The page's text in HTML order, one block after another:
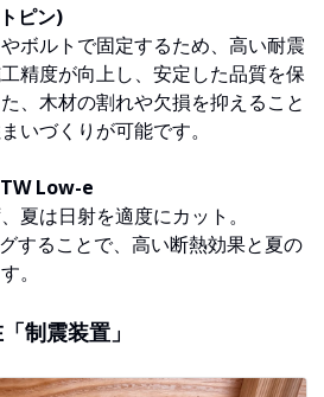
ピン)
ボルトで固定するため、高い耐震
精度が向上し、安定した品質を保
、木材の割れや欠損を抑えること
いづくりが可能です。
TW Low-e
夏は日射を適度にカット。
することで、高い断熱効果と夏の
。
制震装置」